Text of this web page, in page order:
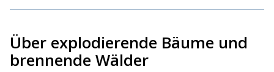
Über explodierende Bäume und
brennende Wälder